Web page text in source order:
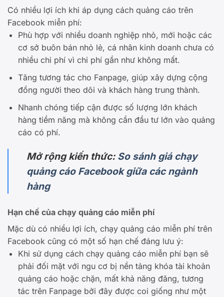
Có nhiều lợi ích khi áp dụng cách quảng cáo trên
Facebook miễn phí:
Phù hợp với nhiều doanh nghiệp nhỏ, mới hoặc các
cơ sở buôn bán nhỏ lẻ, cá nhân kinh doanh chưa có
nhiều chi phí vì chi phí gần như không mất.
Tăng tương tác cho Fanpage, giúp xây dựng cộng
đồng người theo dõi và khách hàng trung thành.
Nhanh chóng tiếp cận được số lượng lớn khách
hàng tiềm năng mà không cần đầu tư lớn vào quảng
cáo có phí.
Mở rộng kiến thức: So sánh giá chạy
quảng cáo Facebook giữa các ngành
hàng
Hạn chế của chạy quảng cáo miễn phí
Mặc dù có nhiều lợi ích, chạy quảng cáo miễn phí trên
Facebook cũng có một số hạn chế đáng lưu ý:
Khi sử dụng cách chạy quảng cáo miễn phí bạn sẽ
phải đối mặt với ngu cơ bị nền tảng khóa tài khoản
quảng cáo hoặc chặn, mất khả năng đăng, tương
tác trên Fanpage bởi đây được coi giống như một